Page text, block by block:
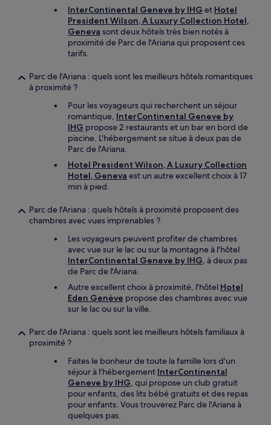
InterContinental Geneve by IHG et Hotel
President Wilson, A Luxury Collection Hotel,
Geneva sont deux hôtels très bien notés à
proximité de Parc de l'Ariana qui proposent ces
tarifs.
Parc de l'Ariana : quels sont les meilleurs hôtels romantiques
à proximité ?
Pour les voyageurs qui recherchent un séjour
romantique, InterContinental Geneve by
IHG propose 2 restaurants et un bar en bord de
piscine. L'hébergement se situe à deux pas de
Parc de l'Ariana.
Hotel President Wilson, A Luxury Collection
Hotel, Geneva est un autre excellent choix à 17
min à pied.
Parc de l'Ariana : quels hôtels à proximité proposent des
chambres avec vues imprenables ?
Les voyageurs peuvent profiter de chambres
avec vue sur le lac ou sur la montagne à l'hôtel
InterContinental Geneve by IHG, à deux pas
de Parc de l'Ariana.
Autre excellent choix à proximité, l'hôtel Hotel
Eden Genève propose des chambres avec vue
sur le lac ou sur la ville.
Parc de l'Ariana : quels sont les meilleurs hôtels familiaux à
proximité ?
Faites le bonheur de toute la famille lors d'un
séjour à l'hébergement InterContinental
Geneve by IHG, qui propose un club gratuit
pour enfants, des lits bébé gratuits et des repas
pour enfants. Vous trouverez Parc de l'Ariana à
quelques pas.